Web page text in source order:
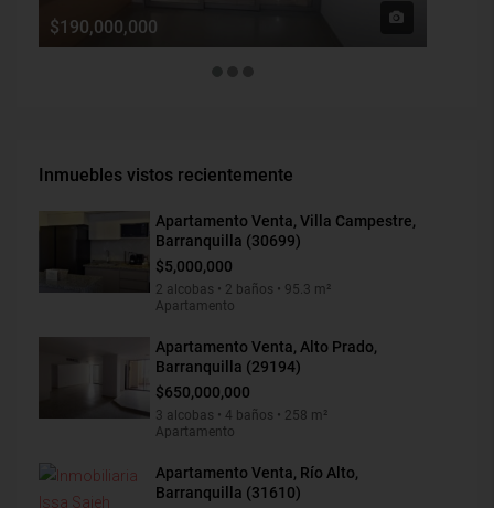
$190,000,000
Inmuebles vistos recientemente
Apartamento Venta, Villa Campestre,
Barranquilla (30699)
$5,000,000
2 alcobas • 2 baños • 95.3 m²
Apartamento
Apartamento Venta, Alto Prado,
Barranquilla (29194)
$650,000,000
3 alcobas • 4 baños • 258 m²
Apartamento
Apartamento Venta, Río Alto,
Barranquilla (31610)